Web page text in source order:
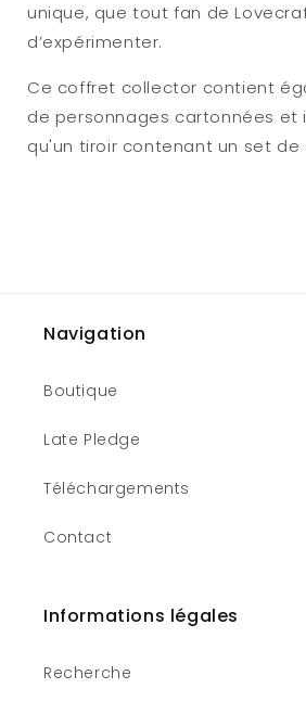
unique, que tout fan de
d’expérimenter.
Ce coffret collector contient
de personnages cartonnées et
qu'un tiroir contenant un set de
Navigation
Boutique
Late Pledge
Téléchargements
Contact
Informations légales
Recherche